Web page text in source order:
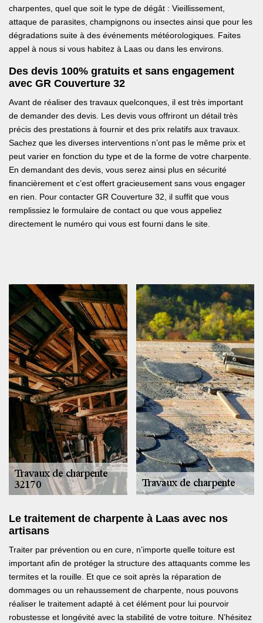
charpentes, quel que soit le type de dégât : Vieillissement,
attaque de parasites, champignons ou insectes ainsi que pour les
dégradations suite à des événements météorologiques. Faites
appel à nous si vous habitez à Laas ou dans les environs.
Des devis 100% gratuits et sans engagement
avec GR Couverture 32
Avant de réaliser des travaux quelconques, il est très important
de demander des devis. Les devis vous offriront un détail très
précis des prestations à fournir et des prix relatifs aux travaux.
Sachez que les diverses interventions n’ont pas le même prix et
peut varier en fonction du type et de la forme de votre charpente.
En demandant des devis, vous serez ainsi plus en sécurité
financièrement et c’est offert gracieusement sans vous engager
en rien. Pour contacter GR Couverture 32, il suffit que vous
remplissiez le formulaire de contact ou que vous appeliez
directement le numéro qui vous est fourni dans le site.
Le traitement de charpente à Laas avec nos
artisans
Traiter par prévention ou en cure, n’importe quelle toiture est
important afin de protéger la structure des attaquants comme les
termites et la rouille. Et que ce soit après la réparation de
dommages ou un rehaussement de charpente, nous pouvons
réaliser le traitement adapté à cet élément pour lui pourvoir
robustesse et longévité avec la stabilité de votre toiture. N’hésitez